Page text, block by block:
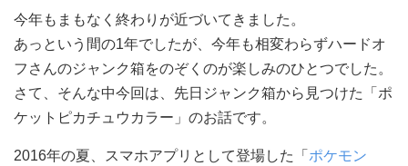
今年もまもなく終わりが近づいてきました。
あっという間の1年でしたが、今年も相変わらずハードオ
フさんのジャンク箱をのぞくのが楽しみのひとつでした。
さて、そんな中今回は、先日ジャンク箱から見つけた「ポ
ケットピカチュウカラー」のお話です。
2016年の夏、スマホアプリとして登場した「 ポケモン